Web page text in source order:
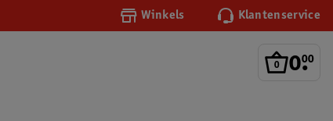
Winkels Klantenservice
0.
00